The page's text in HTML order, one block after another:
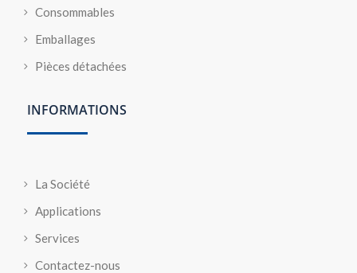
Consommables
Emballages
Pièces détachées
INFORMATIONS
La Société
Applications
Services
Contactez-nous